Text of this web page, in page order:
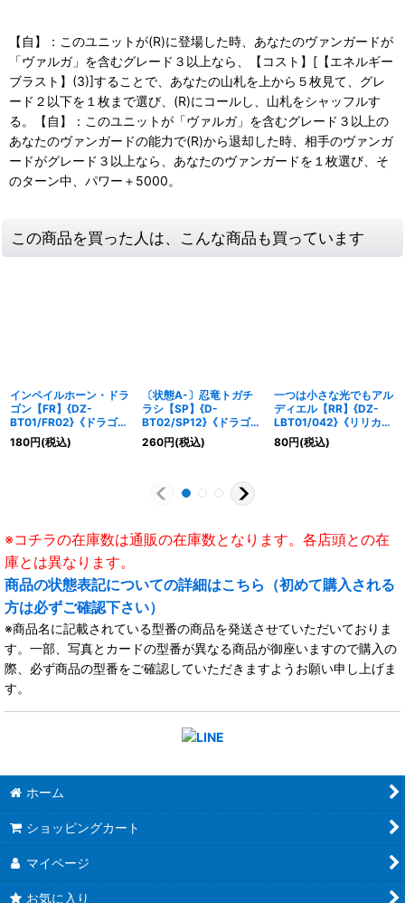
【自】：このユニットが(R)に登場した時、あなたのヴァンガードが
「ヴァルガ」を含むグレード３以上なら、【コスト】[【エネルギー
ブラスト】(3)]することで、あなたの山札を上から５枚見て、グレ
ード２以下を１枚まで選び、(R)にコールし、山札をシャッフルす
る。【自】：このユニットが「ヴァルガ」を含むグレード３以上の
あなたのヴァンガードの能力で(R)から退却した時、相手のヴァンガ
ードがグレード３以上なら、あなたのヴァンガードを１枚選び、そ
のターン中、パワー＋5000。
この商品を買った人は、こんな商品も買っています
インペイルホーン・ドラ
ゴン【FR】{DZ-
BT01/FR02}《ドラゴン
エンパイア》
180円(税込)
〔状態A-〕忍竜トガチ
ラシ【SP】{D-
BT02/SP12}《ドラゴン
エンパイア》
260円(税込)
一つは小さな光でもアル
ディエル【RR】{DZ-
LBT01/042}《リリカル
モナステリオ》
80円(税込)
※コチラの在庫数は通販の在庫数となります。各店頭との在
庫とは異なります。
商品の状態表記についての詳細はこちら（初めて購入される
方は必ずご確認下さい）
※商品名に記載されている型番の商品を発送させていただいておりま
す。一部、写真とカードの型番が異なる商品が御座いますので購入の
際、必ず商品の型番をご確認していただきますようお願い申し上げま
す。
ホーム
ショッピングカート
マイページ
お気に入り